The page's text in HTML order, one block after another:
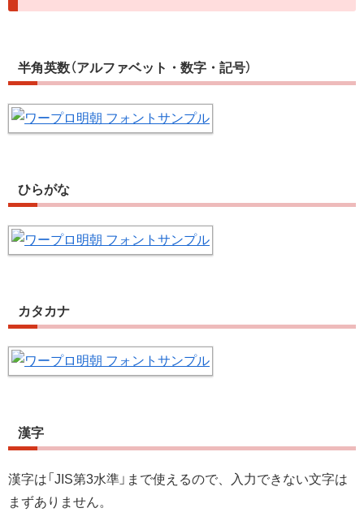
半角英数（アルファベット・数字・記号）
ひらがな
カタカナ
漢字
漢字は「JIS第3水準」まで使えるので、入力できない文字は
まずありません。